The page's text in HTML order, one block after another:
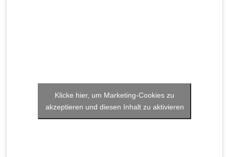
Klicke hier, um Marketing-Cookies zu
akzeptieren und diesen Inhalt zu aktivieren